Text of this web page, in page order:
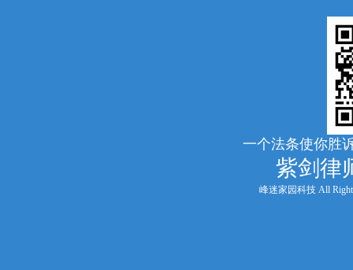
一个法条使你胜
紫剑律
峰迷家园科技 All